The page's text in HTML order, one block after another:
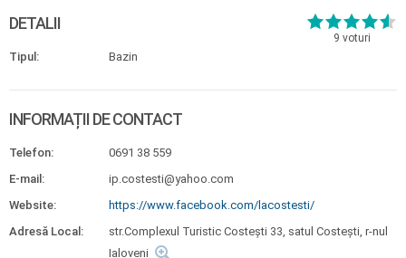
9 voturi
DETALII
Tipul: Bazin
INFORMAȚII DE CONTACT
Telefon:
0691 38 559
E-mail:
ip.costesti@yahoo.com
Website:
https://www.facebook.com/lacostesti/
Adresă Local:
str.Complexul Turistic Costești 33, satul Costești, r-nul
Ialoveni